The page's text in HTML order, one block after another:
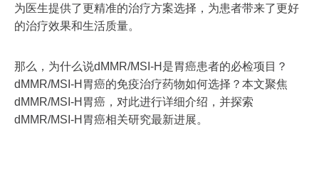
为医生提供了更精准的治疗方案选择，为患者带来了更好
的治疗效果和生活质量。
那么，为什么说dMMR/MSI-H是胃癌患者的必检项目？
dMMR/MSI-H胃癌的免疫治疗药物如何选择？本文聚焦
dMMR/MSI-H胃癌，对此进行详细介绍，并探索
dMMR/MSI-H胃癌相关研究最新进展。